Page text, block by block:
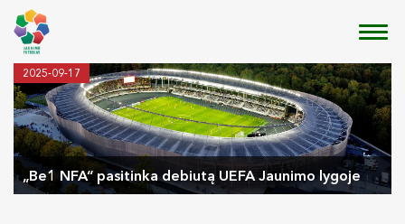
2025-09-17
„Be1 NFA“ pasitinka debiutą UEFA Jaunimo lygoje